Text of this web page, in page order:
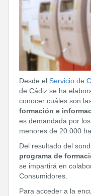
Desde el Servicio de
de Cádiz se ha
conocer cuáles son
formación e
es demandada por
menores de 20.000
Del resultado del
programa de
se impartirá en
Consumidores.
Para acceder a la